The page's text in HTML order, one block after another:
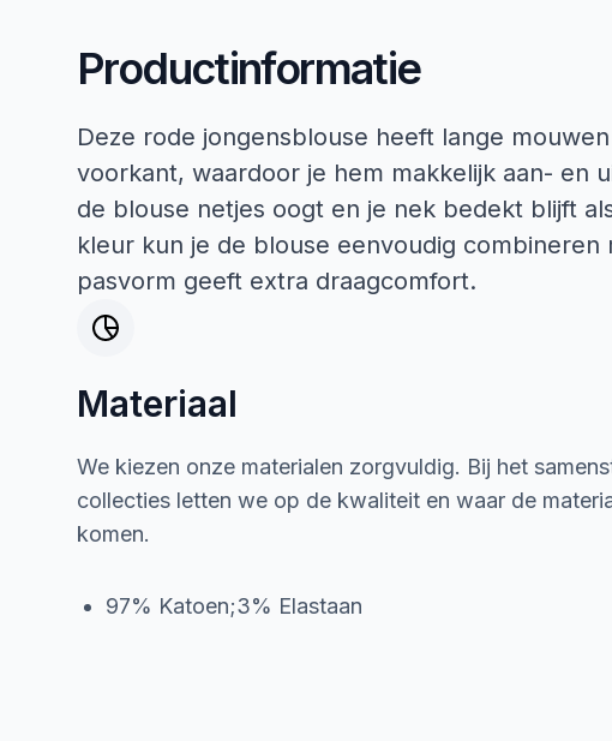
Productinformatie
Deze rode jongensblouse heeft lange
voorkant, waardoor je hem makkelijk aan- en
de blouse netjes oogt en je nek bedekt blijft
kleur kun je de blouse eenvoudig
pasvorm geeft extra draagcomfort.
Materiaal
We kiezen onze materialen zorgvuldig. Bij het
collecties letten we op de kwaliteit en waar de
komen.
97% Katoen;3% Elastaan